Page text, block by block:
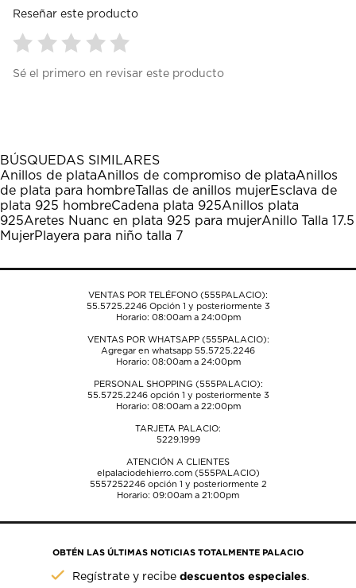
Reseñar este producto
para
1
estrella
Esta
acción
abrirá
el
formulario
envío.
para
estrellas.
Esta
acción
abrirá
el
formulario
envío.
para
estrellas.
Esta
acción
abrirá
el
formulario
envío.
para
estrellas.
Esta
acción
abrirá
el
formulario
envío.
para
estrellas.
Esta
acción
abrirá
el
formulario
envío.
Sé el primero en revisar este producto
BÚSQUEDAS SIMILARES
Anillos de plataAnillos de compromiso de plataAnillos
de plata para hombreTallas de anillos mujerEsclava de
plata 925 hombreCadena plata 925Anillos plata
925Aretes Nuanc en plata 925 para mujerAnillo Talla 17.5
MujerPlayera para niño talla 7
VENTAS POR TELÉFONO (555PALACIO):
55.5725.2246Opción 1 y posteriormente 3
Horario: 08:00am a 24:00pm
VENTAS POR WHATSAPP (555PALACIO):
Agregar en whatsapp 55.5725.2246
Horario: 08:00am a 24:00pm
PERSONAL SHOPPING (555PALACIO):
55.5725.2246opción 1 y posteriormente 3
Horario: 08:00am a 22:00pm
TARJETA PALACIO:
5229.1999
ATENCIÓN A CLIENTES
elpalaciodehierro.com (555PALACIO)
5557252246opción 1 y posteriormente 2
Horario: 09:00am a 21:00pm
OBTÉN LAS ÚLTIMAS NOTICIAS TOTALMENTE PALACIO
Regístrate y recibedescuentos especiales.